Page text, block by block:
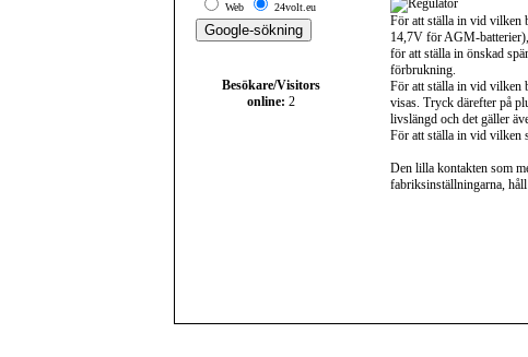
Web 24volt.eu
Besökare/Visitors
online: 2
För att ställa in vid vilken
14,7V för AGM-
för att ställa in önskad
förbrukning.
För att ställa in vid vilken
visas. Tryck därefter på
livslängd och det gäller
För att ställa in vid vilken
Den lilla kontakten som
fabriksinställningarna,